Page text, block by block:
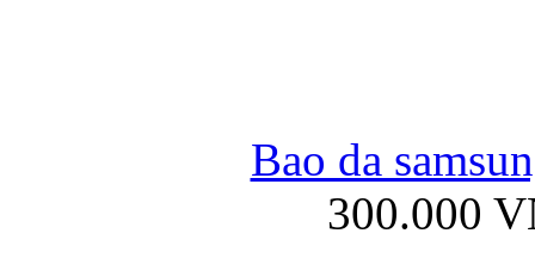
Bao da
300.000